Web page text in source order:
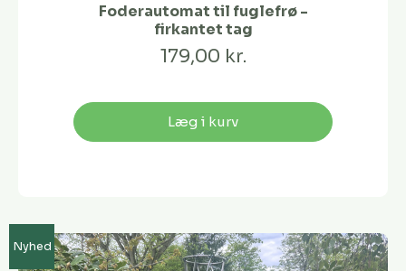
Foderautomat til fuglefrø -
firkantet tag
179,00 kr.
Læg i kurv
Nyhed